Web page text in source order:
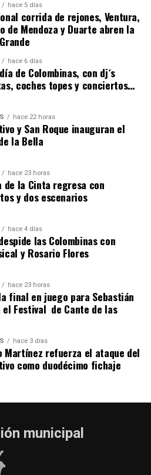
COLOMBINAS 2026
FIESTAS COLOMBINAS
hace 5 días
corrida de rejones, Ventura,
de Mendoza y Duarte abren la
hace 6 días
de Colombinas, con dj´s
coches topes y conciertos…
hace 22 horas
y San Roque inauguran el
la Bella
hace 23 horas
de la Cinta regresa con
y dos escenarios
hace 4 días
las Colombinas con
y Rosario Flores
hace 23 horas
final en juego para Sebastián
el Festival de Cante de las
hace 3 días
Martínez refuerza el ataque del
como duodécimo fichaje
municipal